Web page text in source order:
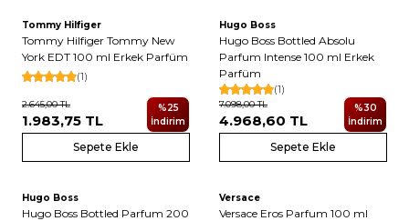
Tommy Hilfiger
Tommy Hilfiger Tommy New
York EDT 100 ml Erkek Parfüm
(1)
2.645,00TL
1.983,75 TL
%25
İndirim
Sepete Ekle
Hugo Boss
Hugo Boss Bottled Absolu
Parfum Intense 100 ml Erkek
Parfüm
(1)
7.098,00TL
4.968,60 TL
%30
İndirim
Sepete Ekle
Hugo Boss
Hugo Boss Bottled Parfum 200
Versace
Versace Eros Parfum 100 ml